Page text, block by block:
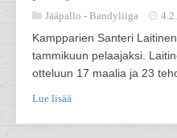
Jääpallo - Bandyliiga
Kampparien Santeri
tammikuun pelaajaksi.
otteluun 17 maalia ja 23
Lue lisää